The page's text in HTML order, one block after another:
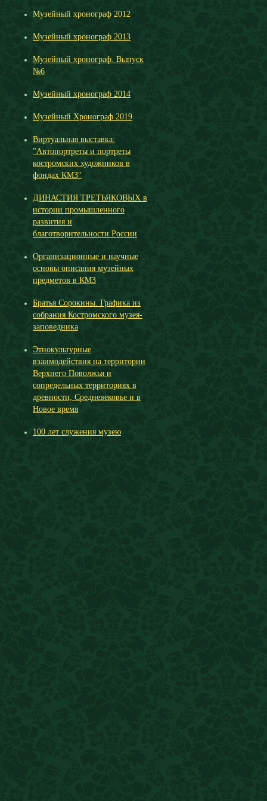
Музейный хронограф 2012
Музейный хронограф 2013
Музейный хронограф. Выпуск
№6
Музейный хронограф 2014
Музейный Хронограф 2019
Виртуальная выставка:
"Автопортреты и портреты
костромских художников в
фондах КМЗ"
ДИНАСТИЯ ТРЕТЬЯКОВЫХ в
истории промышленного
развития и
благотворительности России
Организационные и научные
основы описания музейных
предметов в КМЗ
Братья Сорокины. Графика из
собрания Костромского музея-
заповедника
Этнокультурные
взаимодействия на территории
Верхнего Поволжья и
сопредельных территориях в
древности, Средневековье и в
Новое время
100 лет служения музею